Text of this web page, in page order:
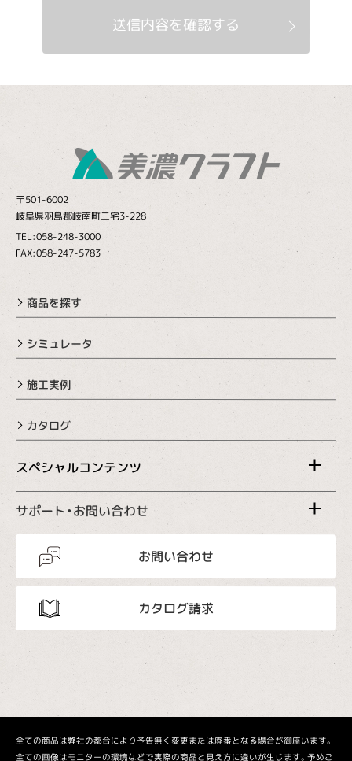
送信内容を確認する
〒501-6002
岐阜県羽島郡岐南町三宅3-228
TEL:058-248-3000
FAX:058-247-5783
商品を探す
シミュレータ
施工実例
カタログ
スペシャルコンテンツ
サポート・お問い合わせ
お問い合わせ
カタログ請求
全ての商品は弊社の都合により予告無く変更または廃番となる場合が御座います。
全ての画像はモニターの環境などで実際の商品と見え方に違いが生じます。予めご